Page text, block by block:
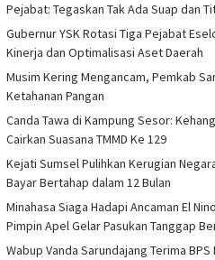
Pejabat: Tegaskan Tak Ada Suap dan
Gubernur YSK Rotasi Tiga Pejabat
Kinerja dan Optimalisasi Aset Daerah
Musim Kering Mengancam, Pemkab
Ketahanan Pangan
Canda Tawa di Kampung Sesor:
Cairkan Suasana TMMD Ke 129
Kejati Sumsel Pulihkan Kerugian
Bayar Bertahap dalam 12 Bulan
Minahasa Siaga Hadapi Ancaman El
Pimpin Apel Gelar Pasukan Tanggap
Wabup Vanda Sarundajang Terima